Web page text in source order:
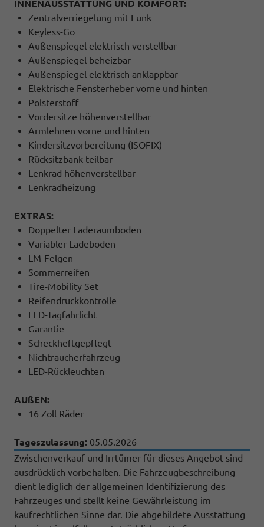
INNENAUSSTATTUNG UND KOMFORT:
Zentralverriegelung mit Funk
Keyless-Go
Außenspiegel elektrisch verstellbar
Außenspiegel beheizbar
Außenspiegel elektrisch anklappbar
Elektrische Fensterheber vorne und hinten
Polsterstoff
Vordersitze höhenverstellbar
Armlehnen vorne und hinten
Kindersitzvorbereitung (ISOFIX)
Rücksitzbank teilbar
Lenkrad höhenverstellbar
Lenkradheizung
EXTRAS:
Doppelter Laderaumboden
Variabler Ladeboden
LM-Felgen
Sommerreifen
Tire-Mobility Set
Reifendruckkontrolle
LED-Tagfahrlicht
Garantie
Scheckheftgepflegt
Nichtraucherfahrzeug
LED-Rückleuchten
AUßEN:
16 Zoll Räder
Tageszulassung: 05.05.2026
Zwischenverkauf und Irrtümer für dieses Angebot sind
ausdrücklich vorbehalten. Die Fahrzeugbeschreibung
dient lediglich der allgemeinen Identifizierung des
Fahrzeuges und stellt keine Gewährleistung im
kaufrechtlichen Sinne dar. Die abgebildete Ausstattung